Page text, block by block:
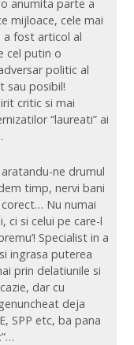
anumita parte a
mijloace, cele mai
fost articol al
cel putin o
politic al
sau posibil!
critic si mai
“laureati” ai
ne drumul
timp, nervi bani
Nu numai
ci si celui pe care-l
Specialist in a
ingrasa puterea
prin delatiunile si
dar cu
deja
SPP etc, ba pana